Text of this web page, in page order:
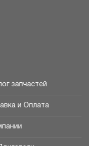
запчастей
и Оплата